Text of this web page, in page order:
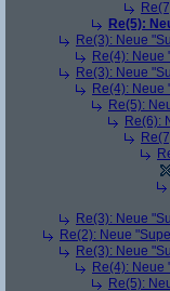
Re(5):
Re(3): Neue
Re(4): Neue
Re(3): Neue
Re(4): Neue
Re(5):
Re(6):
Re(3): Neue
Re(2): Neue
Re(3): Neue
Re(4): Neue
Re(5):